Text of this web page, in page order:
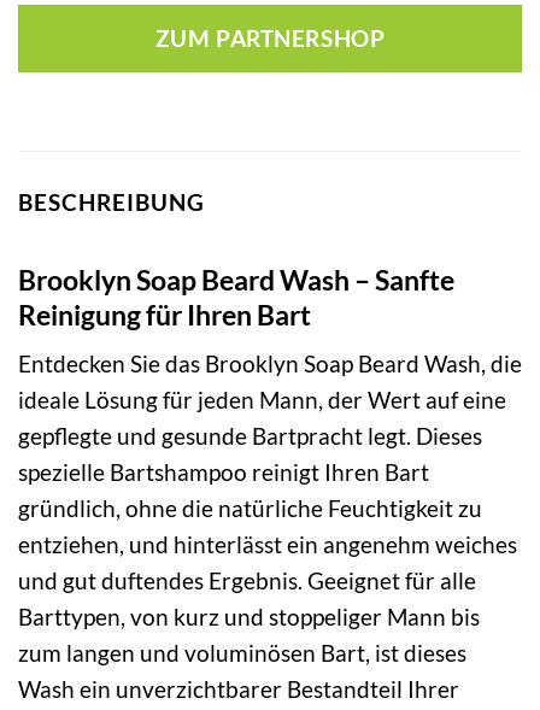
ZUM PARTNERSHOP
BESCHREIBUNG
Brooklyn Soap Beard Wash – Sanfte
Reinigung für Ihren Bart
Entdecken Sie das Brooklyn Soap Beard Wash, die
ideale Lösung für jeden Mann, der Wert auf eine
gepflegte und gesunde Bartpracht legt. Dieses
spezielle Bartshampoo reinigt Ihren Bart
gründlich, ohne die natürliche Feuchtigkeit zu
entziehen, und hinterlässt ein angenehm weiches
und gut duftendes Ergebnis. Geeignet für alle
Barttypen, von kurz und stoppeliger Mann bis
zum langen und voluminösen Bart, ist dieses
Wash ein unverzichtbarer Bestandteil Ihrer